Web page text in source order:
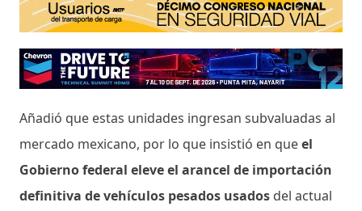
Añadió que estas unidades ingresan subvaluadas al
mercado mexicano, por lo que insistió en queel
Gobierno federal eleve el arancel de importación
definitiva de vehículos pesados usados del actual